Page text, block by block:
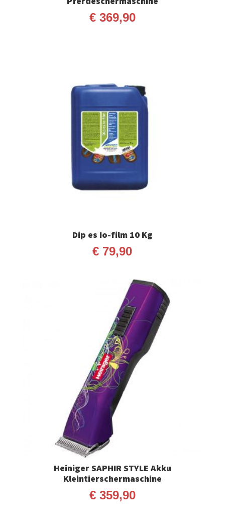
€369,90
Dip es Io-film 10 Kg
€ 79,90
Heiniger SAPHIR STYLE Akku
Kleintierschermaschine
€359,90